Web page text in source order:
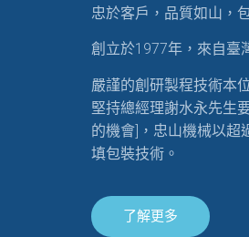
忠於客戶，品質如山，
創立於1977年，來自臺
嚴謹的創研製程技術本
堅持總經理謝水永先生
的機會]，忠山機械以超
填包裝技術。
了解更多